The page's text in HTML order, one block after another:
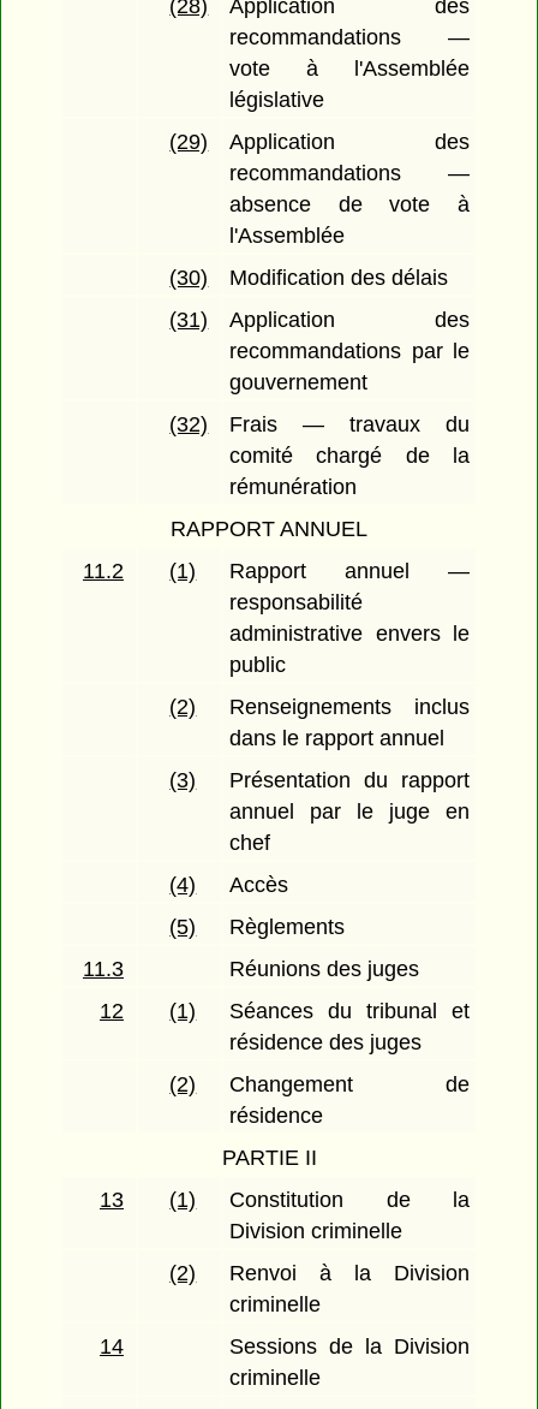
(28)
Application des
recommandations —
vote à l'Assemblée
législative
(29)
Application des
recommandations —
absence de vote à
l'Assemblée
(30)
Modification des délais
(31)
Application des
recommandations par le
gouvernement
(32)
Frais — travaux du
comité chargé de la
rémunération
RAPPORT ANNUEL
11.2
(1)
Rapport annuel —
responsabilité
administrative envers le
public
(2)
Renseignements inclus
dans le rapport annuel
(3)
Présentation du rapport
annuel par le juge en
chef
(4)
Accès
(5)
Règlements
11.3
Réunions des juges
12
(1)
Séances du tribunal et
résidence des juges
(2)
Changement de
résidence
PARTIE II
13
(1)
Constitution de la
Division criminelle
(2)
Renvoi à la Division
criminelle
14
Sessions de la Division
criminelle